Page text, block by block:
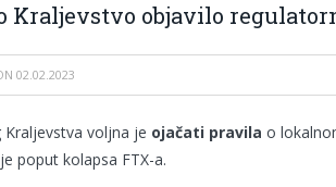
Kraljevstvo objavilo
02.02.2023
voljna je ojačati pravila o
poput kolapsa FTX-a.